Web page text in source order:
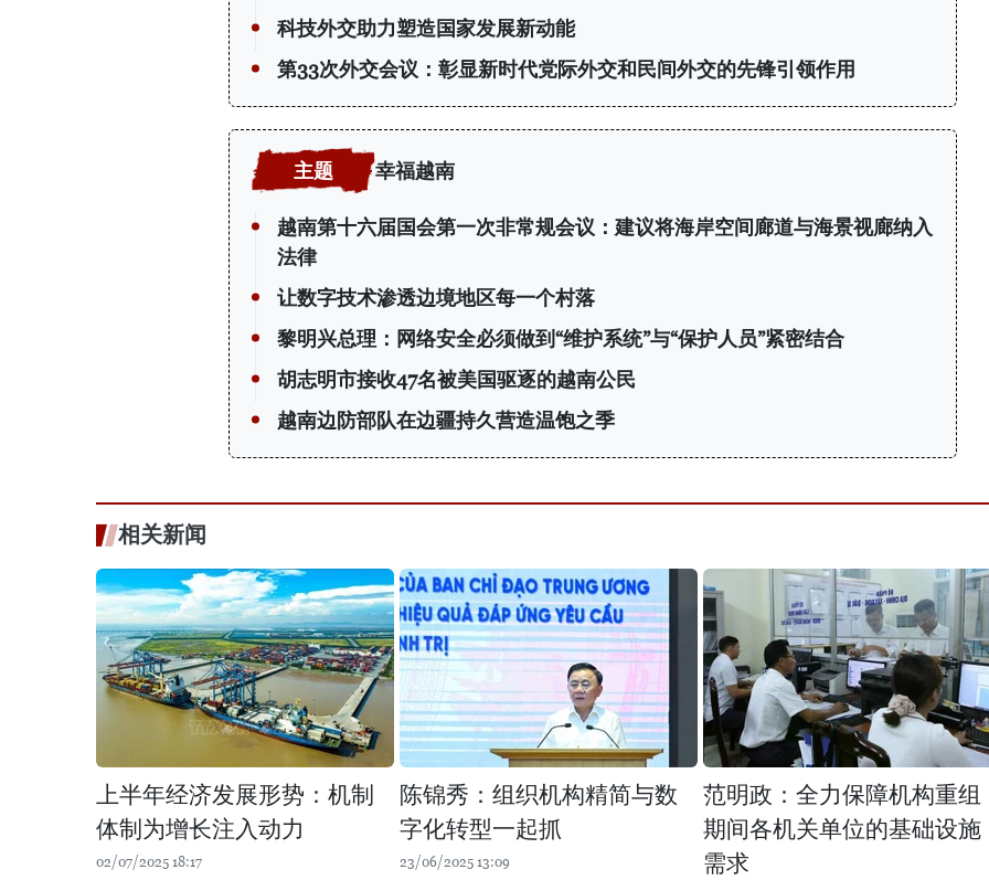
科技外交助力塑造国家发展新动能
第33次外交会议：彰显新时代党际外交和民间外交的先锋引领作用
幸福越南
越南第十六届国会第一次非常规会议：建议将海岸空间廊道与海景视廊纳入
法律
让数字技术渗透边境地区每一个村落
黎明兴总理：网络安全必须做到“维护系统”与“保护人员”紧密结合
胡志明市接收47名被美国驱逐的越南公民
越南边防部队在边疆持久营造温饱之季
相关新闻
上半年经济发展形势：机制
体制为增长注入动力
02/07/2025 18:17
陈锦秀：组织机构精简与数
字化转型一起抓
23/06/2025 13:09
范明政：全力保障机构重组
期间各机关单位的基础设施
需求